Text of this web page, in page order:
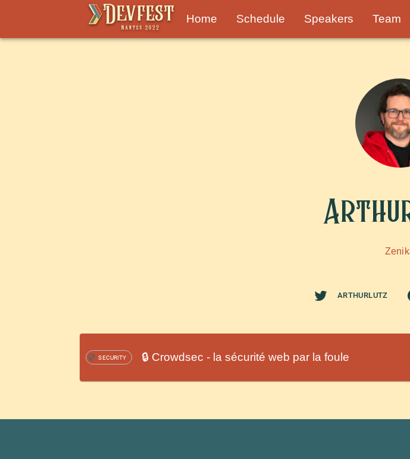
Home Schedule Speakers Team
ARTHURLUTZ
SECURITY 🔒 Crowdsec - la sécurité web par la foule